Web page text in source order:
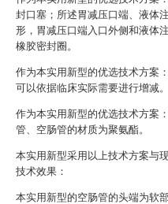
封口塞；所述胃减压口端、液体
形，胃减压口端入口外侧和液体
橡胶密封圈。
作为本实用新型的优选技术方案
可以依据临床实际需要进行增减。
作为本实用新型的优选技术方案
管、空肠管的材质为聚氨酯。
本实用新型采用以上技术方案与
技术效果：
本实用新型的空肠管的头端为软